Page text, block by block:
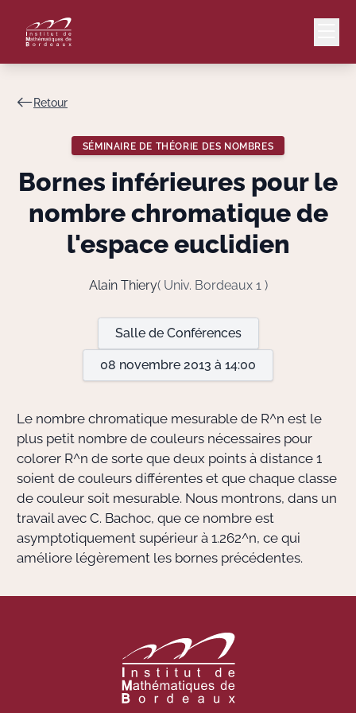
Lang
Valorisation
Doctorant·e·s
Bibliothèque
Informatique
Retour
SÉMINAIRE DE THÉORIE DES NOMBRES
Bornes inférieures pour le
nombre chromatique de
l'espace euclidien
Alain Thiery( Univ. Bordeaux 1 )
Salle de Conférences
08 novembre 2013 à 14:00
Le nombre chromatique mesurable de R^n est le
plus petit nombre de couleurs nécessaires pour
colorer R^n de sorte que deux points à distance 1
soient de couleurs différentes et que chaque classe
de couleur soit mesurable. Nous montrons, dans un
travail avec C. Bachoc, que ce nombre est
asymptotiquement supérieur à 1.262^n, ce qui
améliore légèrement les bornes précédentes.